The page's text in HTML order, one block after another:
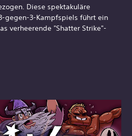
Diese spektakuläre
gegen-3-Kampfspiels führt ein
verheerende "Shatter Strike"-